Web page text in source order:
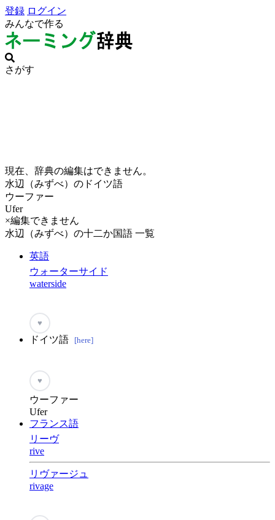
登録 ログイン
みんなで作る
さがす
現在、辞典の編集はできません。
水辺（みずべ）のドイツ語
ウーファー
Ufer
×編集できません
水辺（みずべ）の十二か国語 一覧
英語
ウォーターサイド
waterside
♥
ドイツ語 [here]
♥
ウーファー
Ufer
フランス語
リーヴ
rive
リヴァージュ
rivage